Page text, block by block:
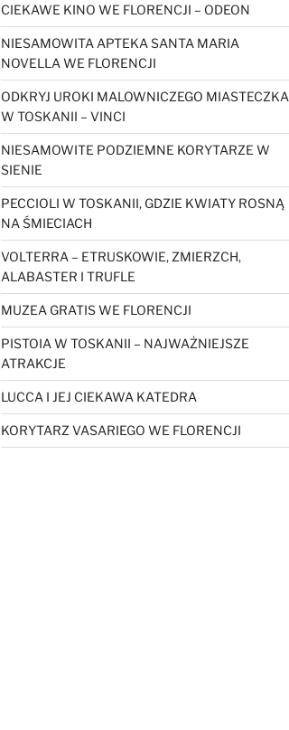
CIEKAWE KINO WE FLORENCJI – ODEON
NIESAMOWITA APTEKA SANTA MARIA
NOVELLA WE FLORENCJI
ODKRYJ UROKI MALOWNICZEGO MIASTECZKA
W TOSKANII – VINCI
NIESAMOWITE PODZIEMNE KORYTARZE W
SIENIE
PECCIOLI W TOSKANII, GDZIE KWIATY ROSNĄ
NA ŚMIECIACH
VOLTERRA – ETRUSKOWIE, ZMIERZCH,
ALABASTER I TRUFLE
MUZEA GRATIS WE FLORENCJI
PISTOIA W TOSKANII – NAJWAŻNIEJSZE
ATRAKCJE
LUCCA I JEJ CIEKAWA KATEDRA
KORYTARZ VASARIEGO WE FLORENCJI